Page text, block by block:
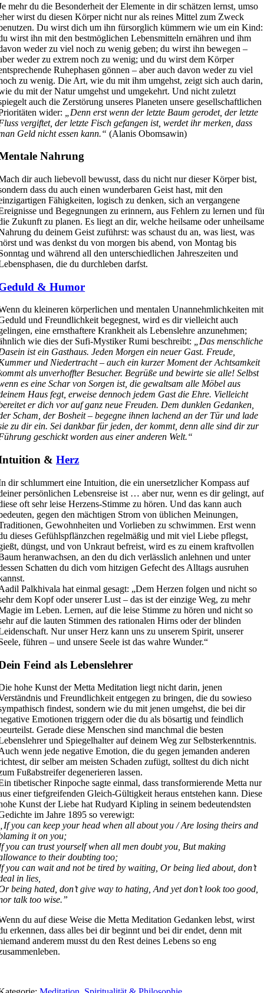
mehr du die Besonderheit der Elemente in dir schätzen lernst, umso
wirst du diesen Körper nicht nur als reines Mittel zum Zweck
Du wirst dich um ihn fürsorglich kümmern wie um ein Kind:
wirst ihn mit den bestmöglichen Lebensmitteln ernähren und ihm
weder zu viel noch zu wenig geben; du wirst ihn bewegen –
weder zu extrem noch zu wenig; und du wirst dem Körper
Ruhephasen gönnen – aber auch davon weder zu viel
zu wenig. Die Art, wie du mit ihm umgehst, zeigt sich auch darin,
du mit der Natur umgehst und umgekehrt. Und nicht zuletzt
auch die Zerstörung unseres Planeten unsere gesellschaftlichen
wider:
„Denn erst wenn der letzte Baum gerodet, der letzte
vergiftet, der letzte Fisch gefangen ist, werdet ihr merken, dass
Geld nicht essen kann.“ (Alanis Obomsawin)
Nahrung
dir auch liebevoll bewusst, dass du nicht nur dieser Körper bist,
dass du auch einen wunderbaren Geist hast, mit den
Fähigkeiten, logisch zu denken, sich an vergangene
und Begegnungen zu erinnern, aus Fehlern zu lernen und
Zukunft zu planen. Es liegt an dir, welche heilsame oder
du deinem Geist zuführst: was schaust du an, was liest, was
und was denkst du von morgen bis abend, von Montag bis
und während all den unterschiedlichen Jahreszeiten und
die du durchleben darfst.
& Humor
du kleineren körperlichen und mentalen Unannehmlichkeiten mit
und Freundlichkeit begegnest, wird es dir vielleicht auch
eine ernsthaftere Krankheit als Lebenslehre anzunehmen;
wie dies der Sufi-Mystiker Rumi beschreibt: „Das menschliche
ist ein Gasthaus. Jeden Morgen ein neuer Gast. Freude,
und Niedertracht – auch ein kurzer Moment der Achtsamkeit
als unverhoffter Besucher. Begrüße und bewirte sie alle! Selbst
es eine Schar von Sorgen ist, die gewaltsam alle Möbel aus
Haus fegt, erweise dennoch jedem Gast die Ehre. Vielleicht
er dich vor auf ganz neue Freuden. Dem dunklen Gedanken,
Scham, der Bosheit – begegne ihnen lachend an der Tür und lade
zu dir ein. Sei dankbar für jeden, der kommt, denn alle sind dir zur
geschickt worden aus einer anderen Welt.“
&Herz
dir schlummert eine Intuition, die ein unersetzlicher Kompass auf
persönlichen Lebensreise ist … aber nur, wenn es dir gelingt, auf
oft sehr leise Herzens-Stimme zu hören. Und das kann auch
gegen den mächtigen Strom von üblichen Meinungen,
Gewohnheiten und Vorlieben zu schwimmen. Erst wenn
dieses Gefühlspflänzchen regelmäßig und mit viel Liebe pflegst,
düngst, und von Unkraut befreist, wird es zu einem kraftvollen
heranwachsen, an den du dich verlässlich anlehnen und unter
Schatten du dich vom hitzigen Gefecht des Alltags ausruhen
Palkhivala hat einmal gesagt: „Dem Herzen folgen und nicht so
dem Kopf oder unserer Lust – das ist der einzige Weg, zu mehr
im Leben. Lernen, auf die leise Stimme zu hören und nicht so
auf die lauten Stimmen des rationalen Hirns oder der blinden
Nur unser Herz kann uns zu unserem Spirit, unserer
führen – und unsere Seele ist das wahre Wunder.“
Feind als Lebenslehrer
hohe Kunst der Metta Meditation liegt nicht darin, jenen
und Freundlichkeit entgegen zu bringen, die du sowieso
findest, sondern wie du mit jenen umgehst, die bei dir
Emotionen triggern oder die du als bösartig und feindlich
Gerade diese Menschen sind manchmal die besten
und Spiegelhalter auf deinem Weg zur Selbsterkenntnis.
wenn jede negative Emotion, die du gegen jemanden anderen
dir selber am meisten Schaden zufügt, solltest du dich nicht
Fußabstreifer degenerieren lassen.
tibetischer Rinpoche sagte einmal, dass transformierende Metta nur
einer tiefgreifenden Gleich-Gültigkeit heraus entstehen kann. Diese
Kunst der Liebe hat Rudyard Kipling in seinem bedeutendsten
im Jahre 1895 so verewigt:
you can keep your head when all about you / Are losing theirs and
it on you;
you can trust yourself when all men doubt you, But making
to their doubting too;
you can wait and not be tired by waiting, Or being lied about, don’t
in lies,
being hated, don’t give way to hating, And yet don’t look too good,
talk too wise.”
du auf diese Weise die Metta Meditation Gedanken lebst, wirst
erkennen, dass alles bei dir beginnt und bei dir endet, denn mit
anderem musst du den Rest deines Lebens so eng